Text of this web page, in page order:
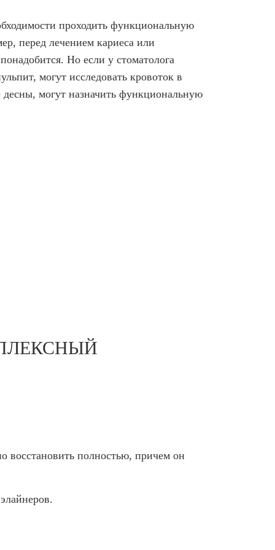
проходить функциональную
перед лечением кариеса или
Но если у стоматолога
могут исследовать кровоток в
могут назначить функциональную
восстановить полностью, причем он